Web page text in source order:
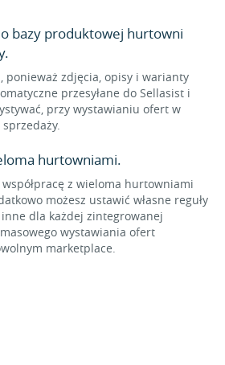
bazy produktowej hurtowni
ponieważ zdjęcia, opisy i warianty
przesyłane do Sellasist i
przy wystawianiu ofert w
hurtowniami.
z wieloma hurtowniami
możesz ustawić własne reguły
dla każdej zintegrowanej
wystawiania ofert
marketplace.